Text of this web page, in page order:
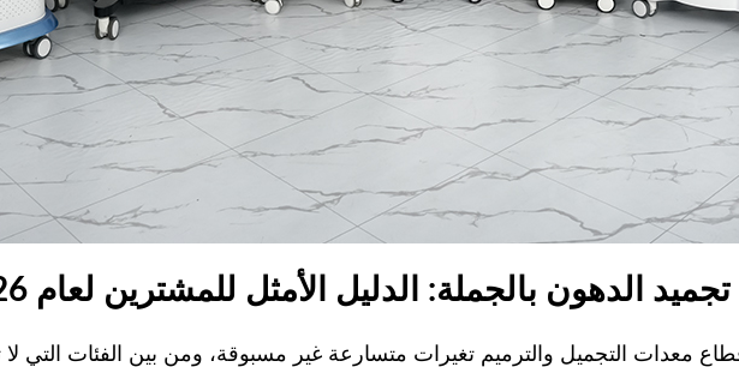
الدهون بالجملة: الدليل الأمثل للمشترين لعام 2026
معدات التجميل والترميم تغيرات متسارعة غير مسبوقة، ومن بين الفئات التي لا